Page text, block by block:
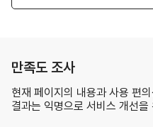
만족도 조사
현재 페이지의 내용과 사용 편
결과는 익명으로 서비스 개선